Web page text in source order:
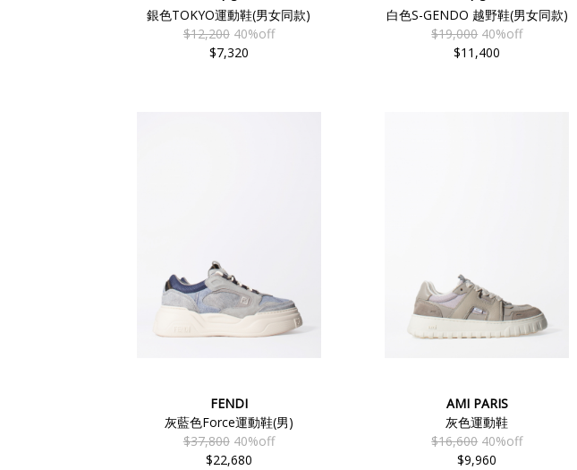
銀色TOKYO運動鞋(男女同款)
$12,200 40%off
$7,320
白色S-GENDO 越野鞋(男女同款)
$19,000 40%off
$11,400
FENDI
灰藍色Force運動鞋(男)
$37,800 40%off
$22,680
AMI PARIS
灰色運動鞋
$16,600 40%off
$9,960